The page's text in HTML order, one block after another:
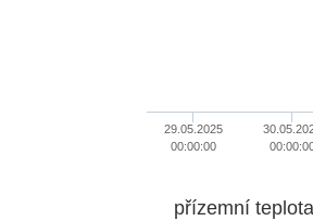
29.05.2025
00:00:00
přízemní